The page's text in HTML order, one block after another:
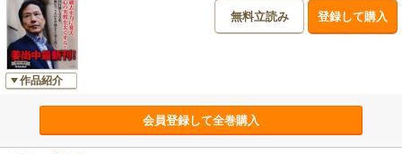
作品紹介
無料立読み 登録して購入
会員登録して全巻購入